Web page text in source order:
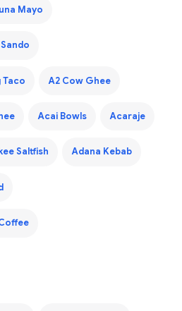
Mayo
Taco A2 Cow Ghee
Acai Bowls Acaraje
Saltfish Adana Kebab